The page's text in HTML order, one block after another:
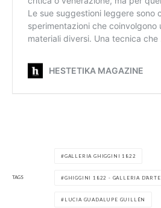
TAGS
GALLERIA GHIGGINI 1822
GHIGGINI 1822 - GALLERIA D'ARTE
LUCIA GUADALUPE GUILLÉN